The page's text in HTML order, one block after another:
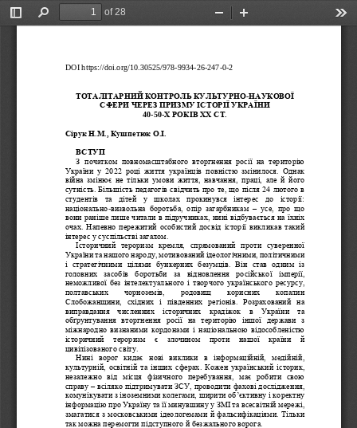
Toggle
Find
of 28
Zoom
DOI https://doi.org/10.30525/978-9934-26-247-0-2
ТОТАЛІТАРНИЙ КОНТРОЛЬ КУЛЬТУРНО-НАУКОВОЇ
СФЕРИ ЧЕРЕЗ ПРИЗМУ ІСТОРІЇ УКРАЇНИ
40-50-Х РОКІВ ХХ СТ.
Сірук Н.М., Кушпетюк О.І.
ВСТУП
З  початком  повномасштабного  вторгнення  росії  на  територію
України  у  2022  році  життя  українців  повністю  змінилося.  Однак
війна  змінює  не  тільки  умови  життя,  навчання,  праці,  але  й  його
сутність. Більшість педагогів свідчить про те, що після 24 лютого в
студентів  та  дітей  у  школах  прокинувся  інтерес  до  історії:
національно-визвольна  боротьба,  опір  загарбникам – усе,  про  що
вони раніше лише читали в підручниках, нині відбувається на їхніх
очах. Напевно пережитий особистий досвід історії викликав такий
інтерес у суспільстві загалом.
Історичний  тероризм  кремля,  спрямований  проти  суверенної
України та нашого народу, мотивований ідеологічними, політичними
і  стратегічними  цілями  бункерних  безумців.  Він  став  одним  із
головних  засобів  боротьби  за  відновлення  російської  імперії,
неможливої без інтелектуального і творчого українського ресурсу,
полтавських    чорноземів,    родовищ    корисних    копалин
Слобожанщини,  східних  і  південних  регіонів.  Розрахований  на
виправдання  численних  історичних  крадіжок  в  України  та
обґрунтування  вторгнення  росії  на  територію  іншої  держави  з
міжнародно  визнаними  кордонами  і  національною відособленістю
історичний   тероризм   є   злочином   проти   нашої   країни   й
цивілізованого світу.
Нині  ворог  кидає  нові  виклики  в  інформаційній,  медійній,
культурній, освітній та інших сферах. Кожен український історик,
незалежно  від  місця  фізичного  перебування,  має  робити  свою
справу – всіляко підтримувати ЗСУ, проводити фахові дослідження,
комунікувати з іноземними колегами, ширити об’єктивну і коректну
інформацію про Україну та її минувшину у ЗМІ та всесвітній мережі,
змагатися з московськими ідеологемами й фальсифікаціями. Тільки
так можна перемогти підступного й безжального ворога.